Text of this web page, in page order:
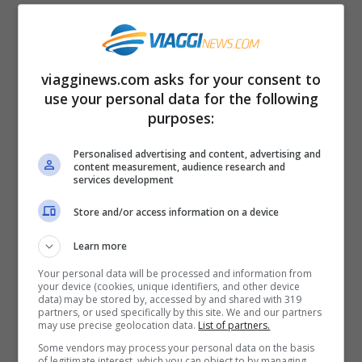
Gaudìil quale ha progettato diversi
Sagrada Familia, famosa in tutto il
mondo, e ancoraCasa Batllò, Casa
Milàe il bellissimoParco Güell
Assolutamente da bere un bicchiere
di sangria passeggiando sulla
Goreme(Turchia)- Si tratta di una
città letteralmente scavata nella
roccia vulcanica. Qui si trova il
viagginews.com asks for your consent to
use your personal data for the following
purposes:
Personalised advertising and content, advertising and
content measurement, audience research and
services development
Store and/or access information on a device
Learn more
Your personal data will be processed and information from
your device (cookies, unique identifiers, and other device
data) may be stored by, accessed by and shared with 319
partners, or used specifically by this site. We and our partners
may use precise geolocation data. List of partners.
Some vendors may process your personal data on the basis